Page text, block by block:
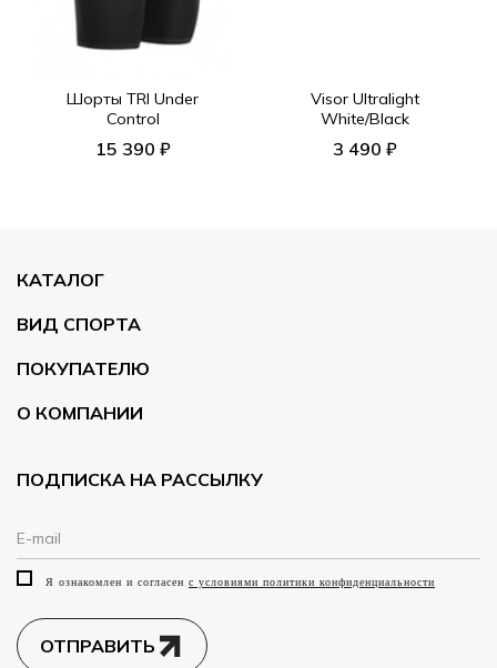
Шорты TRI Under
Control
15 390 ₽
Visor Ultralight
White/Black
3 490 ₽
КАТАЛОГ
ВИД СПОРТА
ПОКУПАТЕЛЮ
О КОМПАНИИ
ПОДПИСКА НА РАССЫЛКУ
Я ознакомлен и согласен с условиями политики конфиденциальности
ОТПРАВИТЬ